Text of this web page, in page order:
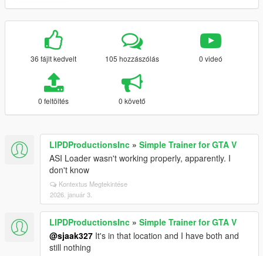
36 fájlt kedvelt 105 hozzászólás 0 videó
0 feltöltés 0 követő
LIPDProductionsInc » Simple Trainer for GTA V
ASI Loader wasn't working properly, apparently. I
don't know
Kontextus Megtekintése
2026. január 3.
LIPDProductionsInc » Simple Trainer for GTA V
@sjaak327 It's in that location and I have both and
still nothing